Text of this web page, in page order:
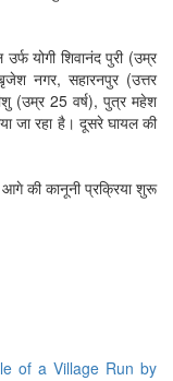
योगी शिवानंद पुरी (उम्र
नगर, सहारनपुर (उत्तर
(उम्र 25 वर्ष), पुत्र महेश
जा रहा है। दूसरे घायल की
की कानूनी प्रक्रिया शुरू
of a Village Run by